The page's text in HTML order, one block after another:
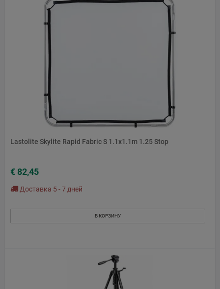
Lastolite Skylite Rapid Fabric S 1.1x1.1m 1.25 Stop
€ 82,45
Доставка 5 - 7 дней
В КОРЗИНУ